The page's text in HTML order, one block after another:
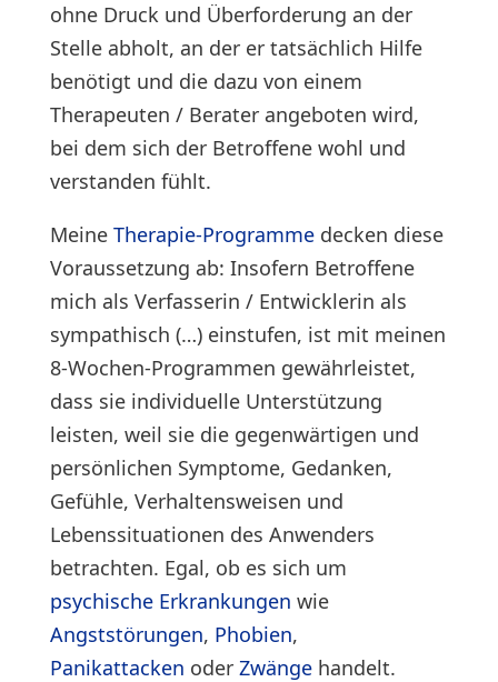
ohne Druck und Überforderung an der
Stelle abholt, an der er tatsächlich Hilfe
benötigt und die dazu von einem
Therapeuten / Berater angeboten wird,
bei dem sich der Betroffene wohl und
verstanden fühlt.
Meine Therapie-Programmedecken diese
Voraussetzung ab: Insofern Betroffene
mich als Verfasserin / Entwicklerin als
sympathisch (…) einstufen, ist mit meinen
8-Wochen-Programmen gewährleistet,
dass sie individuelle Unterstützung
leisten, weil sie die gegenwärtigen und
persönlichen Symptome, Gedanken,
Gefühle, Verhaltensweisen und
Lebenssituationen des Anwenders
betrachten. Egal, ob es sich um
psychische Erkrankungen wie
Angststörungen, Phobien,
Panikattacken oder Zwängehandelt.